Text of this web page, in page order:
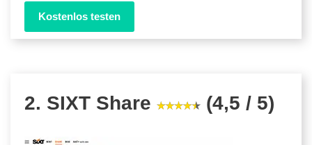
Kostenlos testen
2. SIXT Share (4,5 / 5)